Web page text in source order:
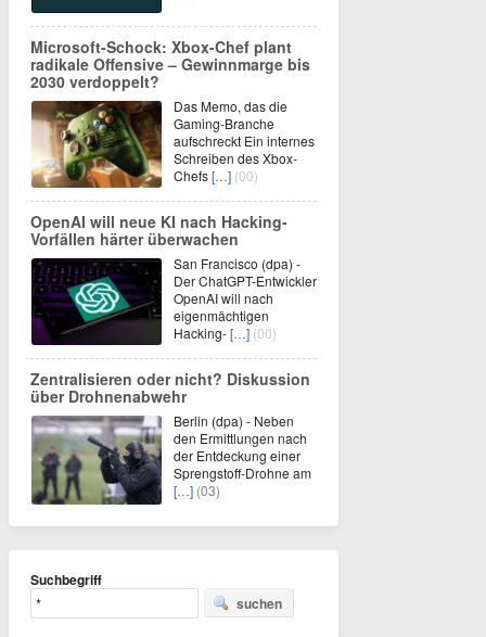
Microsoft-Schock: Xbox-Chef plant
radikale Offensive – Gewinnmarge bis
2030 verdoppelt?
Das Memo, das die
Gaming-Branche
aufschreckt Ein internes
Schreiben des Xbox-
Chefs[…] (00)
OpenAI will neue KI nach Hacking-
Vorfällen härter überwachen
San Francisco (dpa) -
Der ChatGPT-Entwickler
OpenAI will nach
eigenmächtigen
Hacking-[…] (00)
Zentralisieren oder nicht? Diskussion
über Drohnenabwehr
Berlin (dpa) - Neben
den Ermittlungen nach
der Entdeckung einer
Sprengstoff-Drohne am
[…] (03)
Suchbegriff
suchen